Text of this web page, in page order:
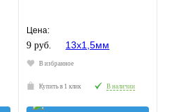
Цена:
9 руб.
В избранное
Купить в 1 клик В наличии